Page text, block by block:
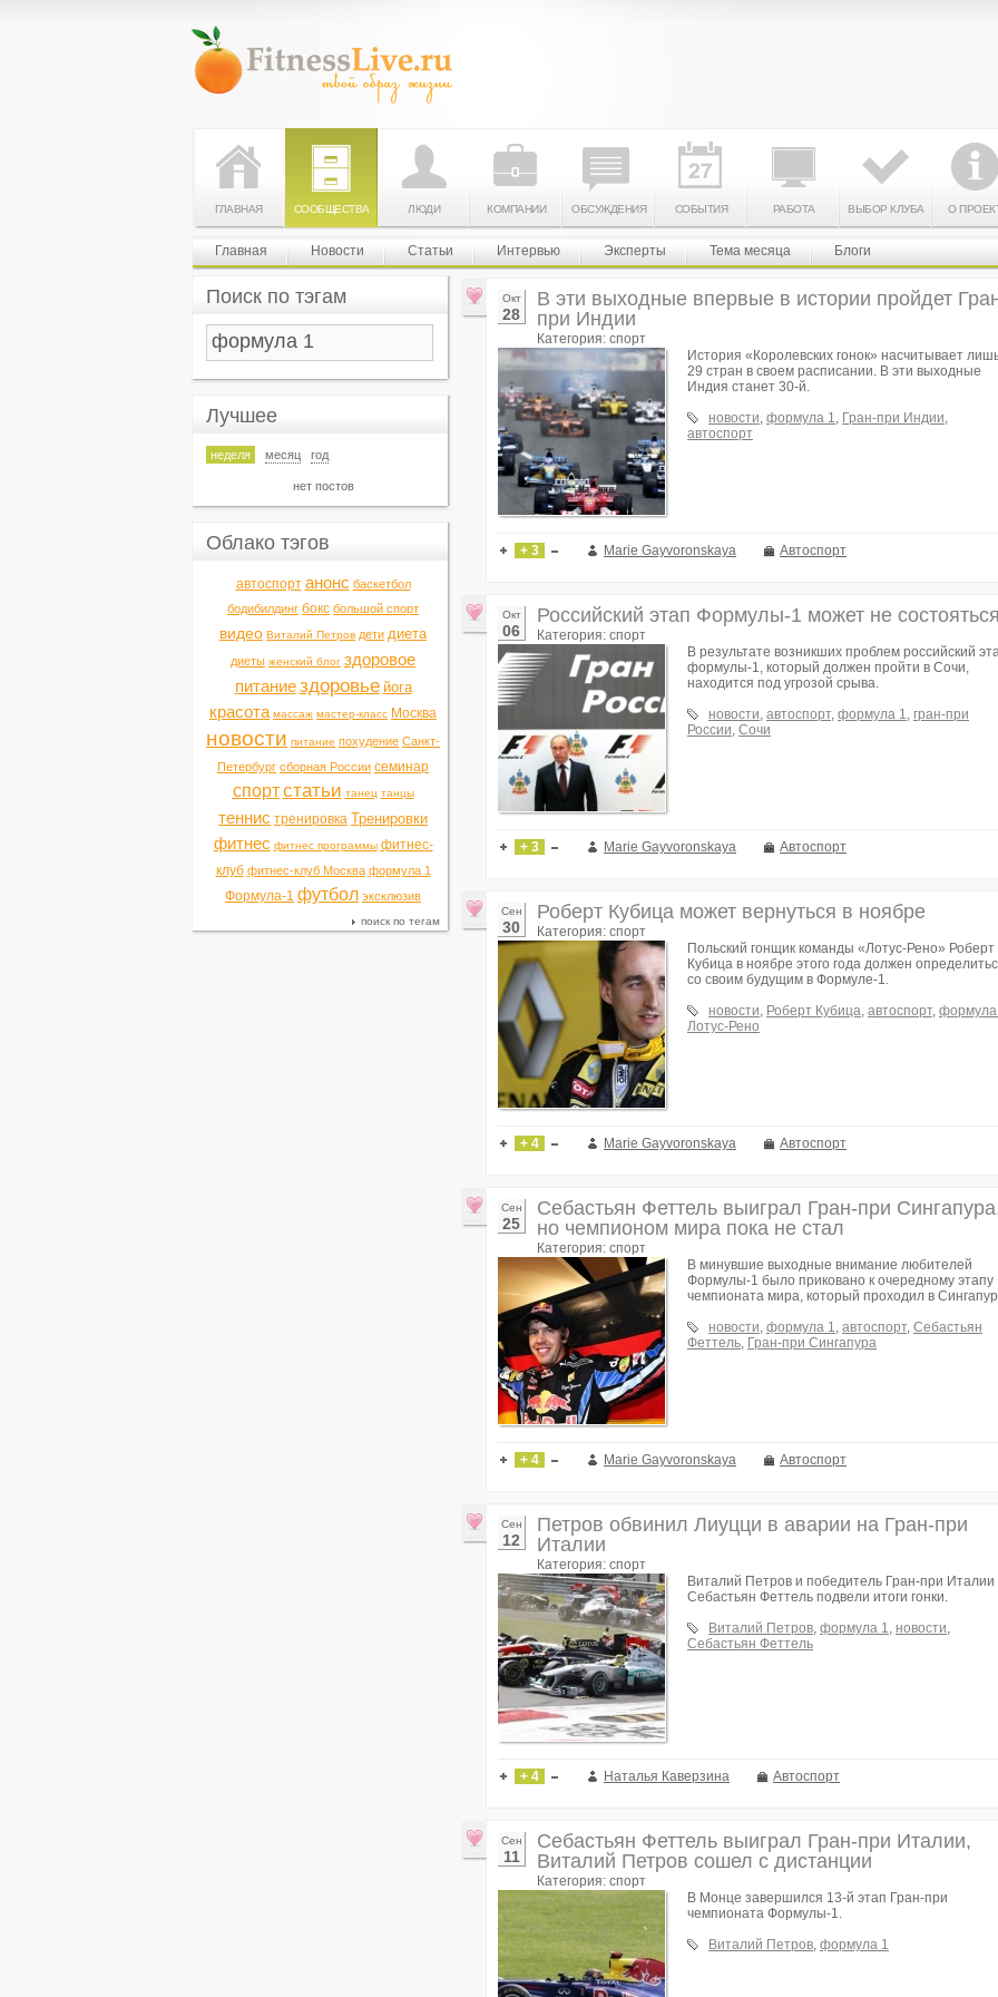
ГЛАВНАЯ СООБЩЕСТВА ЛЮДИ КОМПАНИИ ОБСУЖДЕНИЯ СОБЫТИЯ РАБОТА ВЫБОР КЛУБА О
Главная Новости Статьи Интервью Эксперты Тема месяца Блоги
Окт
28
В эти выходные впервые в истории пройдет
при Индии
Категория: спорт
История «Королевских гонок» насчитывает
29 стран в своем расписании. В эти выходные
Индия станет 30-й.
новости, формула 1, Гран-при Индии,
автоспорт
+ 3 Marie Gayvoronskaya Автоспорт
Окт
06
Российский этап Формулы-1 может не состояться
Категория: спорт
В результате возникших проблем российский
формулы-1, который должен пройти в Сочи,
находится под угрозой срыва.
новости, автоспорт, формула 1, гран-при
России, Сочи
+ 3 Marie Gayvoronskaya Автоспорт
Сен
30
Роберт Кубица может вернуться в ноябре
Категория: спорт
Польский гонщик команды «Лотус-Рено» Роберт
Кубица в ноябре этого года должен
со своим будущим в Формуле-1.
новости, Роберт Кубица, автоспорт, формула
Лотус-Рено
+ 4 Marie Gayvoronskaya Автоспорт
Сен
25
Себастьян Феттель выиграл Гран-при
но чемпионом мира пока не стал
Категория: спорт
В минувшие выходные внимание любителей
Формулы-1 было приковано к очередному этапу
чемпионата мира, который проходил в
новости, формула 1, автоспорт, Себастьян
Феттель, Гран-при Сингапура
+ 4 Marie Gayvoronskaya Автоспорт
Сен
12
Петров обвинил Лиуцци в аварии на Гран-при
Италии
Категория: спорт
Виталий Петров и победитель Гран-при Италии
Себастьян Феттель подвели итоги гонки.
Виталий Петров, формула 1, новости,
Себастьян Феттель
+ 4 Наталья Каверзина Автоспорт
Сен
11
Себастьян Феттель выиграл Гран-при Италии,
Виталий Петров сошел с дистанции
Категория: спорт
В Монце завершился 13-й этап Гран-при
чемпионата Формулы-1.
Виталий Петров, формула 1
Поиск по тэгам
Лучшее
неделя месяц год
нет постов
Облако тэгов
автоспорт анонс баскетбол
бодибилдинг бокс большой спорт
видео Виталий Петров дети диета
диеты женский блог здоровое
питание здоровье йога
красота массаж мастер-класс Москва
новости питание похудение Санкт-
Петербург сборная России семинар
спорт статьи танец танцы
теннис тренировка Тренировки
фитнес фитнес программы фитнес-
клуб фитнес-клуб Москва формула 1
Формула-1 футбол эксклюзив
поиск по тегам